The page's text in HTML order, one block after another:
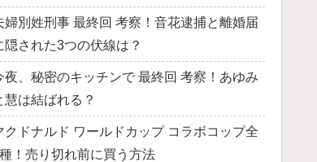
婦別姓刑事 最終回 考察！音花逮捕と離婚届
隠された3つの伏線は？
夜、秘密のキッチンで 最終回 考察！あゆみ
慧は結ばれる？
クドナルド ワールドカップ コラボコップ全
！売り切れ前に買う方法